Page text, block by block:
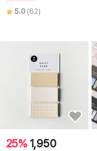
5.0 (62)
25% 1,950